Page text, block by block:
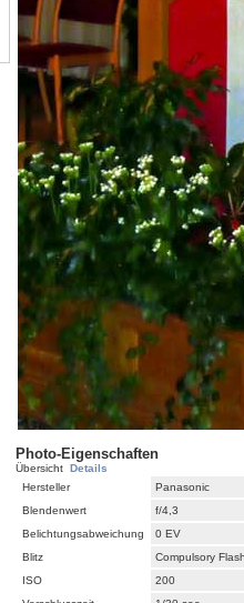
Photo-Eigenschaften
Übersicht Details
Hersteller
Panasonic
Blendenwert
f/4,3
Belichtungsabweichung
0 EV
Blitz
Compulsory Flash
ISO
200